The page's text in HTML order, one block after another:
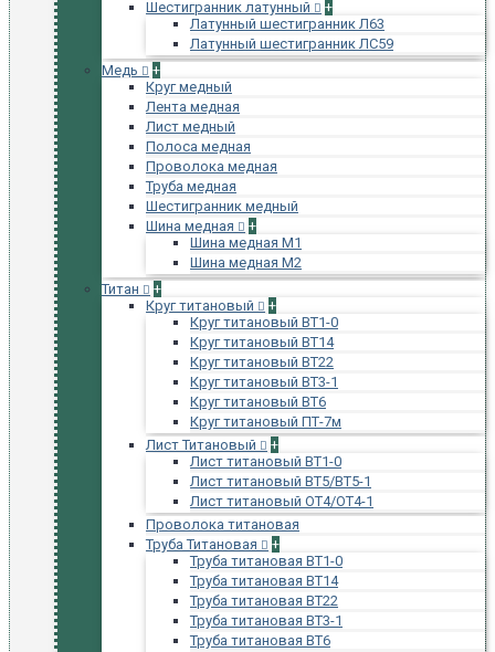
Шестигранник латунный
+
Латунный шестигранник Л63
Латунный шестигранник ЛС59
Медь
+
Круг медный
Лента медная
Лист медный
Полоса медная
Проволока медная
Труба медная
Шестигранник медный
Шина медная
+
Шина медная М1
Шина медная М2
Титан
+
Круг титановый
+
Круг титановый ВТ1-0
Круг титановый ВТ14
Круг титановый ВТ22
Круг титановый ВТ3-1
Круг титановый ВТ6
Круг титановый ПТ-7м
Лист Титановый
+
Лист титановый ВТ1-0
Лист титановый ВТ5/ВТ5-1
Лист титановый ОТ4/ОТ4-1
Проволока титановая
Труба Титановая
+
Труба титановая ВТ1-0
Труба титановая ВТ14
Труба титановая ВТ22
Труба титановая ВТ3-1
Труба титановая ВТ6